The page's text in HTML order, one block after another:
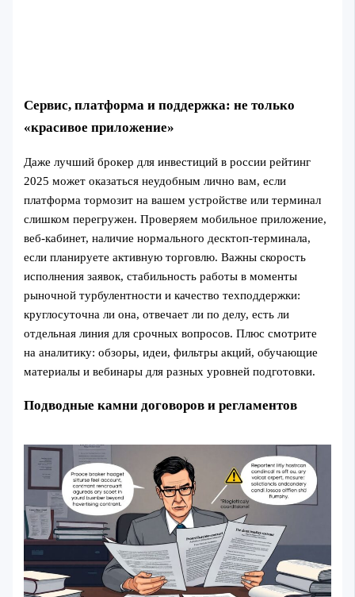
Сервис, платформа и поддержка: не только
«красивое приложение»
Даже лучший брокер для инвестиций в россии рейтинг
2025 может оказаться неудобным лично вам, если
платформа тормозит на вашем устройстве или терминал
слишком перегружен. Проверяем мобильное приложение,
веб-кабинет, наличие нормального десктоп-терминала,
если планируете активную торговлю. Важны скорость
исполнения заявок, стабильность работы в моменты
рыночной турбулентности и качество техподдержки:
круглосуточна ли она, отвечает ли по делу, есть ли
отдельная линия для срочных вопросов. Плюс смотрите
на аналитику: обзоры, идеи, фильтры акций, обучающие
материалы и вебинары для разных уровней подготовки.
Подводные камни договоров и регламентов